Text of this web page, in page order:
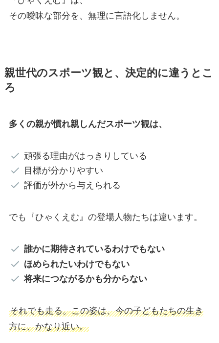
その曖昧な部分を、無理に言語化しません。
親世代のスポーツ観と、決定的に違うとこ
ろ
多くの親が慣れ親しんだスポーツ観は、
頑張る理由がはっきりしている
目標が分かりやすい
評価が外から与えられる
でも『ひゃくえむ』の登場人物たちは違います。
誰かに期待されているわけでもない
ほめられたいわけでもない
将来につながるかも分からない
それでも走る。この姿は、今の子どもたちの生き
方に、かなり近い。